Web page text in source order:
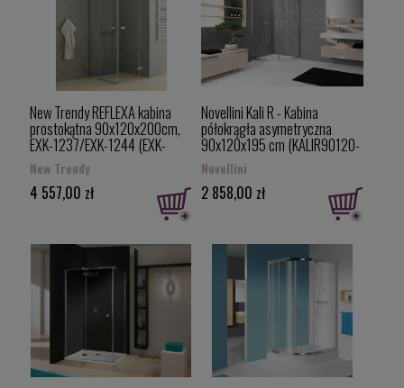
New Trendy REFLEXA kabina
prostokątna 90x120x200cm,
EXK-1237/EXK-1244 (EXK-
5171)
New Trendy
4 557,00 zł
Novellini Kali R - Kabina
półokrągła asymetryczna
90x120x195 cm (KALIR90120-
1B)
Novellini
2 858,00 zł